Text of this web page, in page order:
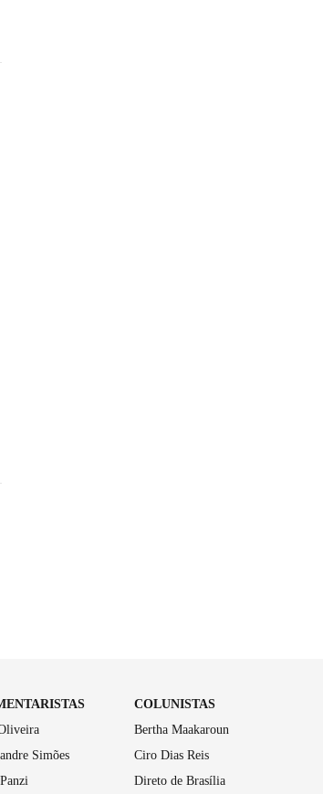
Simões
COLUNISTAS
Bertha Maakaroun
Ciro Dias Reis
Direto de Brasília